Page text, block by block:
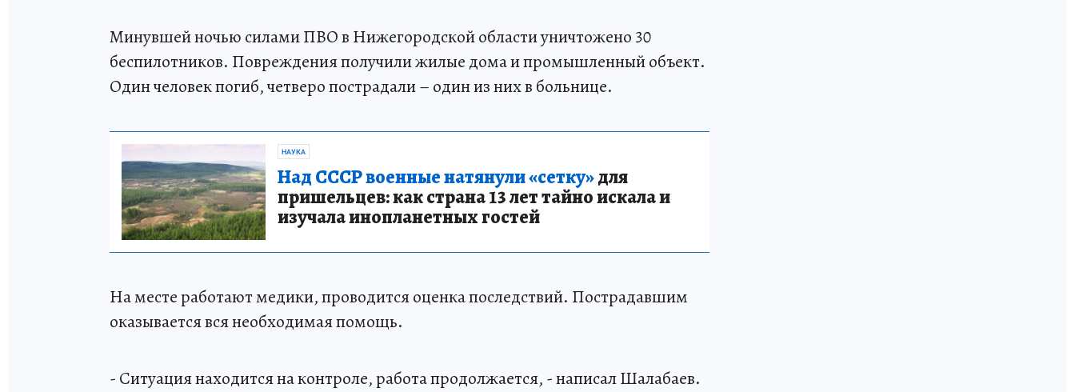
Минувшей ночью силами ПВО в Нижегородской области уничтожено 30
беспилотников. Повреждения получили жилые дома и промышленный объект.
Один человек погиб, четверо пострадали – один из них в больнице.
НАУКА
Над СССР военные натянули «сетку»для
пришельцев: как страна 13 лет тайно искала и
изучала инопланетных гостей
На месте работают медики, проводится оценка последствий. Пострадавшим
оказывается вся необходимая помощь.
- Ситуация находится на контроле, работа продолжается, - написал Шалабаев.